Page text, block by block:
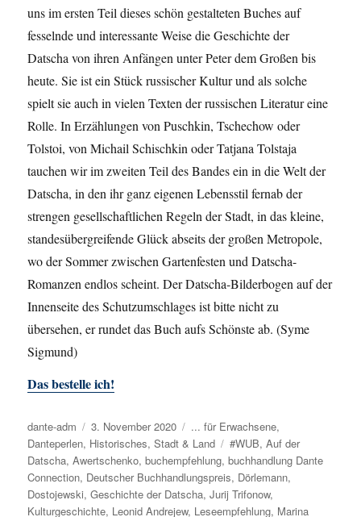
uns im ersten Teil dieses schön gestalteten Buches auf
fesselnde und interessante Weise die Geschichte der
Datscha von ihren Anfängen unter Peter dem Großen bis
heute. Sie ist ein Stück russischer Kultur und als solche
spielt sie auch in vielen Texten der russischen Literatur eine
Rolle. In Erzählungen von Puschkin, Tschechow oder
Tolstoi, von Michail Schischkin oder Tatjana Tolstaja
tauchen wir im zweiten Teil des Bandes ein in die Welt der
Datscha, in den ihr ganz eigenen Lebensstil fernab der
strengen gesellschaftlichen Regeln der Stadt, in das kleine,
standesübergreifende Glück abseits der großen Metropole,
wo der Sommer zwischen Gartenfesten und Datscha-
Romanzen endlos scheint. Der Datscha-Bilderbogen auf der
Innenseite des Schutzumschlages ist bitte nicht zu
übersehen, er rundet das Buch aufs Schönste ab. (Syme
Sigmund)
Das bestelle ich!
Autor
dante-adm
Veröffentlicht
am
3. November 2020 Kategorien
... für Erwachsene,
Danteperlen, Historisches,Stadt & Land Schlagwörter
#WUB,Auf der
Datscha,Awertschenko,buchempfehlung,buchhandlung Dante
Connection, Deutscher Buchhandlungspreis, Dörlemann,
Dostojewski,Geschichte der Datscha,Jurij Trifonow,
Kulturgeschichte, Leonid Andrejew, Leseempfehlung, Marina